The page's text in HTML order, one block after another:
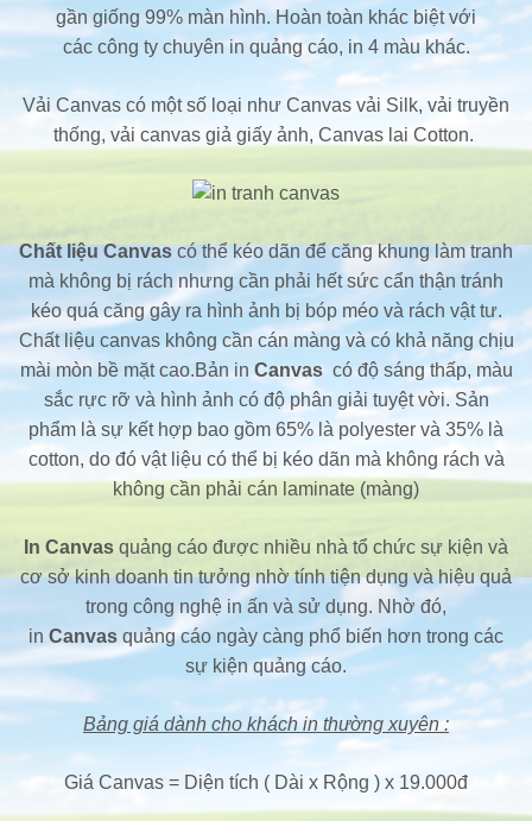
gần giống 99% màn hình. Hoàn toàn khác biệt với
các công ty chuyên in quảng cáo, in 4 màu khác.
Vải Canvas có một số loại như Canvas vải Silk, vải truyền
thống, vải canvas giả giấy ảnh, Canvas lai Cotton.
Chất liệuCanvascó thể kéo dãn để căng khung làm tranh
mà không bị rách nhưng cần phải hết sức cẩn thận tránh
kéo quá căng gây ra hình ảnh bị bóp méo và rách vật tư.
Chất liệu canvas không cần cán màng và có khả năng chịu
mài mòn bề mặt cao.Bản in Canvascó độ sáng thấp, màu
sắc rực rỡ và hình ảnh có độ phân giải tuyệt vời. Sản
phẩm là sự kết hợp bao gồm 65% là polyester và 35% là
cotton, do đó vật liệu có thể bị kéo dãn mà không rách và
không cần phải cán laminate (màng)
In Canvas quảng cáo được nhiều nhà tổ chức sự kiện và
cơ sở kinh doanh tin tưởng nhờ tính tiện dụng và hiệu quả
trong công nghệ in ấn và sử dụng. Nhờ đó,
in Canvas quảng cáo ngày càng phổ biến hơn trong các
sự kiện quảng cáo.
Bảng giá dành cho khách in thường xuyên :
Giá Canvas = Diện tích ( Dài x Rộng ) x 19.000đ